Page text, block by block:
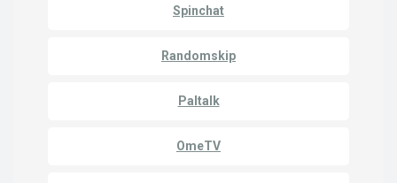
Spinchat
Randomskip
Paltalk
OmeTV